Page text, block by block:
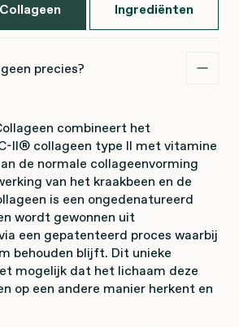
Ingrediënten
precies?
combineert het
II® collageen type II met vitamine
de normale collageenvorming
van het kraakbeen en de
is een ongedenatureerd
wordt gewonnen uit
een gepatenteerd proces waarbij
behouden blijft. Dit unieke
mogelijk dat het lichaam deze
op een andere manier herkent en